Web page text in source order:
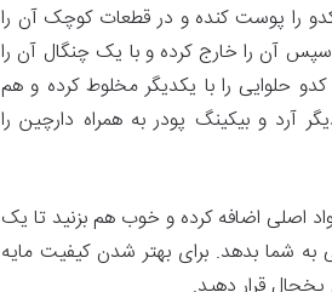
کدو را پوست کنده و در قطعات کوچک آن را
سپس آن را خارج کرده و با یک چنگال آن را
حلوایی را با یکدیگر مخلوط کرده و هم
آرد و بیکینگ پودر به همراه دارچین را
اصلی اضافه کرده و خوب هم بزنید تا یک
۵ عدد پنکیک کدو حلوایی به شما بدهد. برای بهتر شدن کیفیت مایه